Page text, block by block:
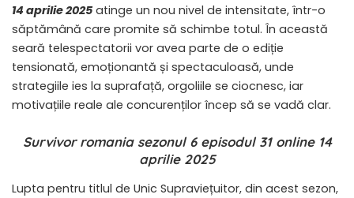
14 aprilie 2025 atinge un nou nivel de intensitate, într-o
săptămână care promite să schimbe totul. În această
seară telespectatorii vor avea parte de o ediție
tensionată, emoționantă și spectaculoasă, unde
strategiile ies la suprafață, orgoliile se ciocnesc, iar
motivațiile reale ale concurenților încep să se vadă clar.
Survivor romania sezonul 6 episodul 31 online 14
aprilie 2025
​Lupta pentru titlul de Unic Supraviețuitor, din acest sezon,